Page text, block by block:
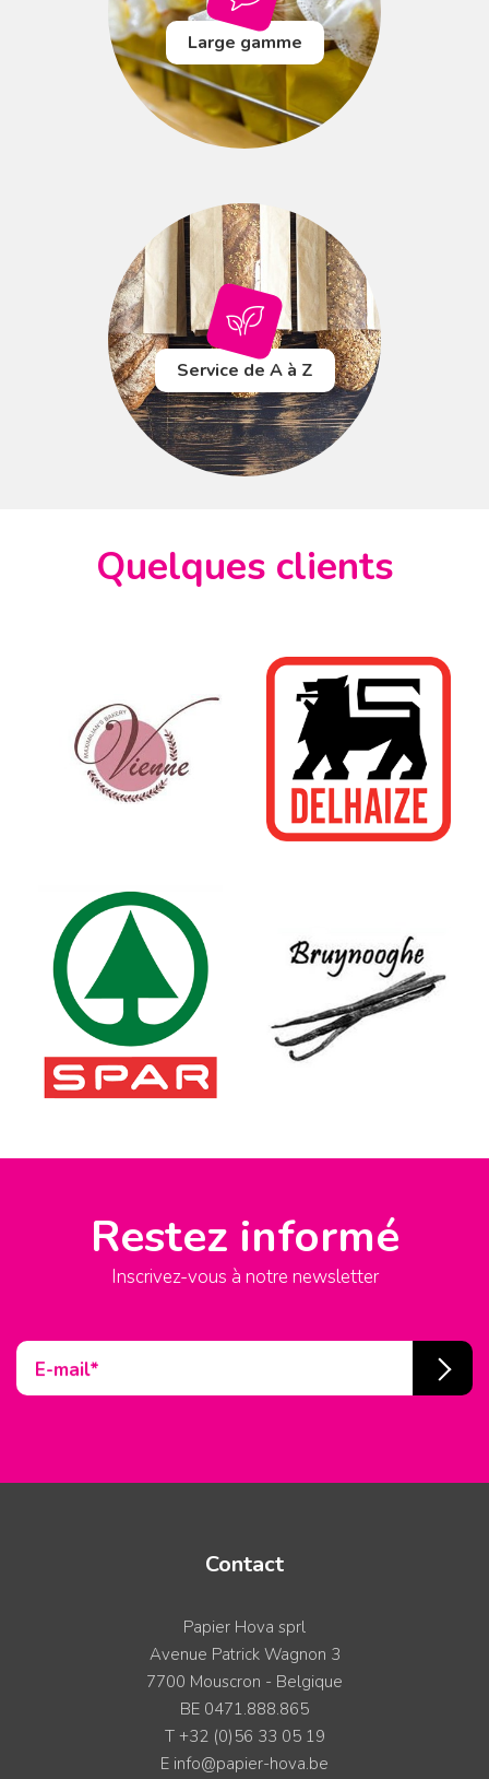
Large gamme
Service de A à Z
Quelques clients
Restez informé
Inscrivez-vous à notre newsletter
E-mail*
Contact
Papier Hova sprl
Avenue Patrick Wagnon 3
7700 Mouscron - Belgique
BE 0471.888.865
T +32 (0)56 33 05 19
E info@papier-hova.be